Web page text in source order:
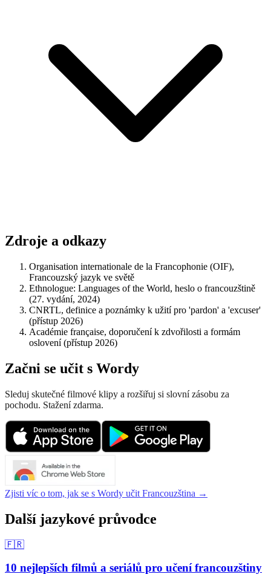
Zdroje a odkazy
Organisation internationale de la Francophonie (OIF),
Francouzský jazyk ve světě
Ethnologue: Languages of the World, heslo o francouzštině
(27. vydání, 2024)
CNRTL, definice a poznámky k užití pro 'pardon' a 'excuser'
(přístup 2026)
Académie française, doporučení k zdvořilosti a formám
oslovení (přístup 2026)
Začni se učit s Wordy
Sleduj skutečné filmové klipy a rozšiřuj si slovní zásobu za
pochodu. Stažení zdarma.
Zjisti víc o tom, jak se s Wordy učit Francouzština →
Další jazykové průvodce
🇫🇷
10 nejlepších filmů a seriálů pro učení francouzštiny